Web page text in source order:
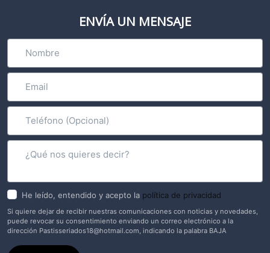
ENVÍA UN MENSAJE
He leído, entendido y acepto la política de privacidad
Si quiere dejar de recibir nuestras comunicaciones con noticias y novedades,
puede revocar su consentimiento enviando un correo electrónico a la
dirección Pastisseriados18@hotmail.com , indicando la palabra BAJA